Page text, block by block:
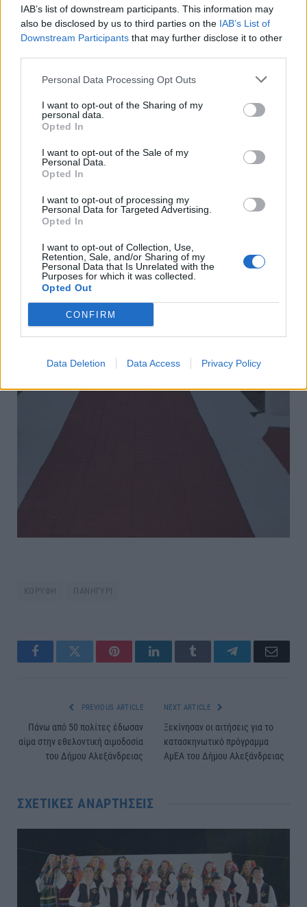
IAB’s list of downstream participants. This information may
also be disclosed by us to third parties on the IAB’s List of
Downstream Participants that may further disclose it to other
Personal Data Processing Opt Outs
I want to opt-out of the Sharing of my
personal data.
Opted In
I want to opt-out of the Sale of my
Personal Data.
Opted In
I want to opt-out of processing my
Personal Data for Targeted Advertising.
Opted In
I want to opt-out of Collection, Use,
Retention, Sale, and/or Sharing of my
Personal Data that Is Unrelated with the
Purposes for which it was collected.
Opted Out
CONFIRM
Data Deletion Data Access Privacy Policy
ΚΟΡΥΦΗ ΠΑΝΗΓΥΡΙ
FacebookTwitter PinterestLinkedInTumblr TelegramEmail
PREVIOUS ARTICLE
Πάνω από 50 πολίτες έδωσαν
αίμα στην εθελοντική αιμοδοσία
του Δήμου Αλεξάνδρειας
NEXT ARTICLE
Ξεκίνησαν οι αιτήσεις για το
κατασκηνωτικό πρόγραμμα
ΑμΕΑ του Δήμου Αλεξάνδρειας
ΣΧΕΤΙΚΈΣ ΑΝΑΡΤΉΣΕΙΣ